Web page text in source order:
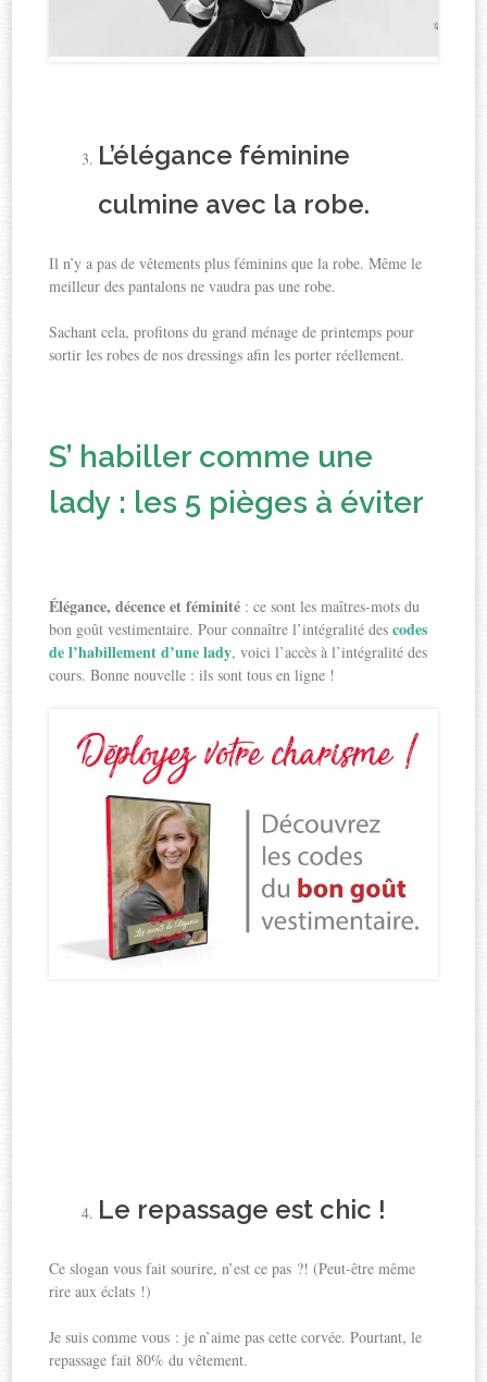
L’élégance féminine
culmine avec la robe.
Il n’y a pas de vêtements plus féminins que la robe. Même le
meilleur des pantalons ne vaudra pas une robe.
Sachant cela, profitons du grand ménage de printemps pour
sortir les robes de nos dressings afin les porter réellement.
S’ habiller comme une
lady : les 5 pièges à éviter
Élégance, décence et féminité : ce sont les maîtres-mots du
bon goût vestimentaire. Pour connaître l’intégralité descodes
de l’habillement d’une lady, voici l’accès à l’intégralité des
cours. Bonne nouvelle : ils sont tous en ligne !
Le repassage est chic !
Ce slogan vous fait sourire, n’est ce pas ?! (Peut-être même
rire aux éclats !)
Je suis comme vous : je n’aime pas cette corvée. Pourtant, le
repassage fait 80% du vêtement.